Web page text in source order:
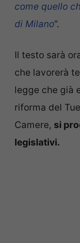
come quello
di Milano”.
Il testo sarà
che lavorerà
legge che già
riforma del
Camere, si
legislativi.